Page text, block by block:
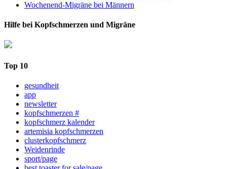
Wochenend-Migräne bei Männern
Hilfe bei Kopfschmerzen und Migräne
Top 10
gesundheit
app
newsletter
kopfschmerzen #
kopfschmerz kalender
artemisia kopfschmerzen
clusterkopfschmerz
Weidenrinde
sport/page